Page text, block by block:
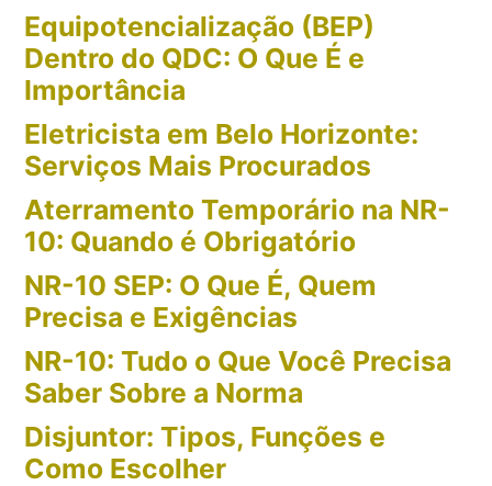
Equipotencialização (BEP)
Dentro do QDC: O Que É e
Importância
Eletricista em Belo Horizonte:
Serviços Mais Procurados
Aterramento Temporário na NR-
10: Quando é Obrigatório
NR-10 SEP: O Que É, Quem
Precisa e Exigências
NR-10: Tudo o Que Você Precisa
Saber Sobre a Norma
Disjuntor: Tipos, Funções e
Como Escolher